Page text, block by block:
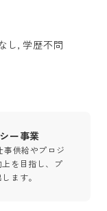
し, 学歴不問
ー事業
事供給やプロジ
を目指し、プ
ます。